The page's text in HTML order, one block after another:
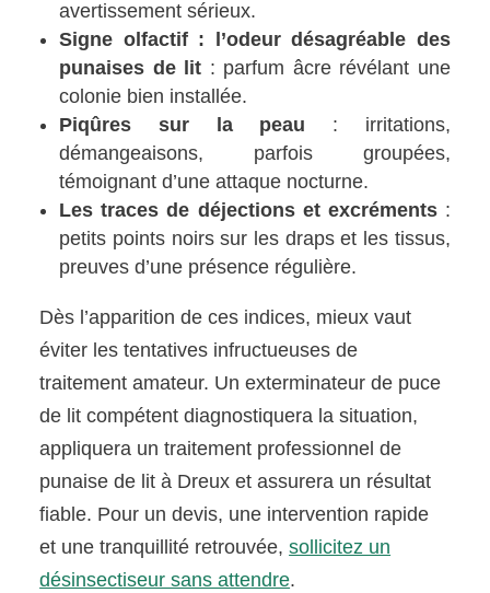
avertissement sérieux.
Signe olfactif : l’odeur désagréable des
punaises de lit : parfum âcre révélant une
colonie bien installée.
Piqûres sur la peau : irritations,
démangeaisons, parfois groupées,
témoignant d’une attaque nocturne.
Les traces de déjections et excréments:
petits points noirs sur les draps et les tissus,
preuves d’une présence régulière.
Dès l’apparition de ces indices, mieux vaut
éviter les tentatives infructueuses de
traitement amateur. Un exterminateur de puce
de lit compétent diagnostiquera la situation,
appliquera un traitement professionnel de
punaise de lit à Dreux et assurera un résultat
fiable. Pour un devis, une intervention rapide
et une tranquillité retrouvée,sollicitez un
désinsectiseur sans attendre.